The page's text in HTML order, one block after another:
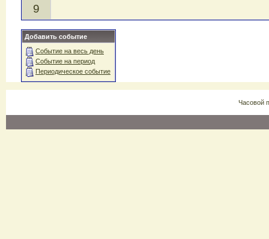
9
Добавить событие
Событие на весь день
Событие на период
Периодическое событие
Часовой